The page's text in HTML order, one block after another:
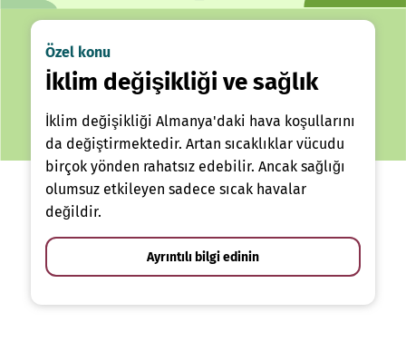
Özel konu
İklim değişikliği ve sağlık
İklim değişikliği Almanya'daki hava koşullarını
da değiştirmektedir. Artan sıcaklıklar vücudu
birçok yönden rahatsız edebilir. Ancak sağlığı
olumsuz etkileyen sadece sıcak havalar
değildir.
Ayrıntılı bilgi edinin